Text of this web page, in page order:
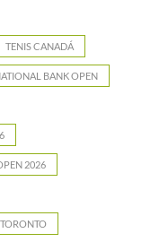
TENIS CANADÁ
BANK OPEN
2026